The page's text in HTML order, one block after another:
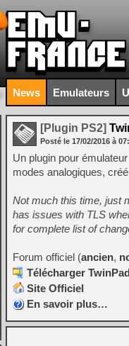
News Emulateurs
[Plugin PS2]
Posté le 17/02/2016 à
Un plugin pour
modes analogiques,
Not much this time, just
has issues with TLS
for complete list of
Forum officiel (ancien,
Télécharger
Site Officiel
En savoir plus…